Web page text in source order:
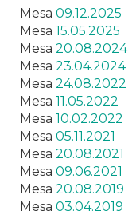
Mesa 09.12.2025
Mesa 15.05.2025
Mesa 20.08.2024
Mesa 23.04.2024
Mesa 24.08.2022
Mesa 11.05.2022
Mesa 10.02.2022
Mesa 05.11.2021
Mesa 20.08.2021
Mesa 09.06.2021
Mesa 20.08.2019
Mesa 03.04.2019